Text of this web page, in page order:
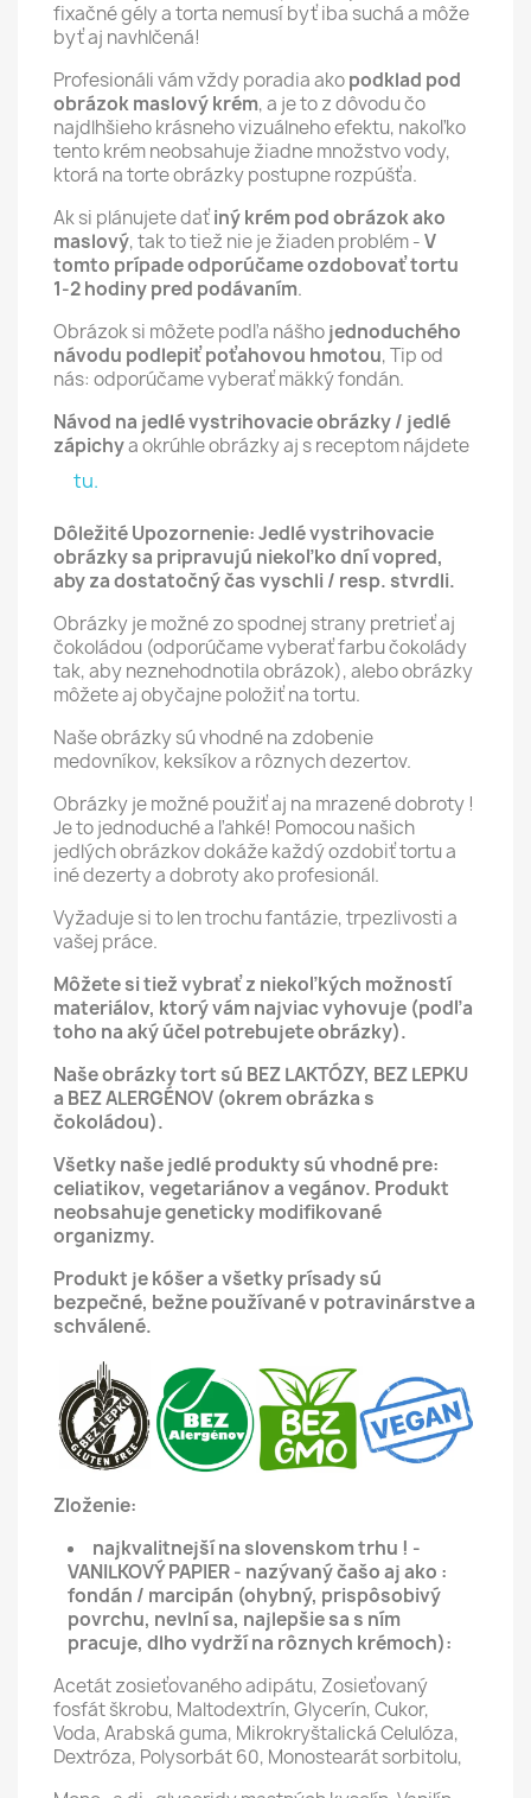
fixačné gély a torta nemusí byť iba suchá a môže
byť aj navhlčená!
Profesionáli vám vždy poradia akopodklad pod
obrázok maslový krém, a je to z dôvodu čo
najdlhšieho krásneho vizuálneho efektu, nakoľko
tento krém neobsahuje žiadne množstvo vody,
ktorá na torte obrázky postupne rozpúšťa.
Ak si plánujete daťiný krém pod obrázok ako
maslový, tak to tiež nie je žiaden problém -V
tomto prípade odporúčame ozdobovať tortu
1-2 hodiny pred podávaním.
Obrázok si môžete podľa nášhojednoduchého
návodu podlepiť poťahovou hmotou, Tip od
nás: odporúčame vyberať mäkký fondán.
Návod na jedlé vystrihovacie obrázky / jedlé
zápichya okrúhle obrázky aj s receptom nájdete
tu.
Dôležité Upozornenie: Jedlé vystrihovacie
obrázky sa pripravujú niekoľko dní vopred,
aby za dostatočný čas vyschli / resp. stvrdli.
Obrázky je možné zo spodnej strany pretrieť aj
čokoládou (odporúčame vyberať farbu čokolády
tak, aby neznehodnotila obrázok), alebo obrázky
môžete aj obyčajne položiť na tortu.
Naše obrázky sú vhodné na zdobenie
medovníkov, keksíkov a rôznych dezertov.
Obrázky je možné použiť aj na mrazené dobroty !
Je to jednoduché a ľahké! Pomocou našich
jedlých obrázkov dokáže každý ozdobiť tortu a
iné dezerty a dobroty ako profesionál.
Vyžaduje si to len trochu fantázie, trpezlivosti a
vašej práce.
Môžete si tiež vybrať z niekoľkých možností
materiálov, ktorý vám najviac vyhovuje (podľa
toho na aký účel potrebujete obrázky).
Naše obrázky tort sú BEZ LAKTÓZY, BEZ LEPKU
a BEZ ALERGÉNOV (okrem obrázka s
čokoládou).
Všetky naše jedlé produkty sú vhodné pre:
celiatikov, vegetariánov a vegánov. Produkt
neobsahuje geneticky modifikované
organizmy.
Produkt je kóšer a všetky prísady sú
bezpečné, bežne používané v potravinárstve a
schválené.
Zloženie:
najkvalitnejší na slovenskom trhu ! -
VANILKOVÝ PAPIER - nazývaný čašo aj ako :
fondán / marcipán (ohybný, prispôsobivý
povrchu, nevlní sa, najlepšie sa s ním
pracuje, dlho vydrží na rôznych krémoch):
Acetát zosieťovaného adipátu, Zosieťovaný
fosfát škrobu, Maltodextrín, Glycerín, Cukor,
Voda, Arabská guma, Mikrokryštalická Celulóza,
Dextróza, Polysorbát 60, Monostearát sorbitolu,